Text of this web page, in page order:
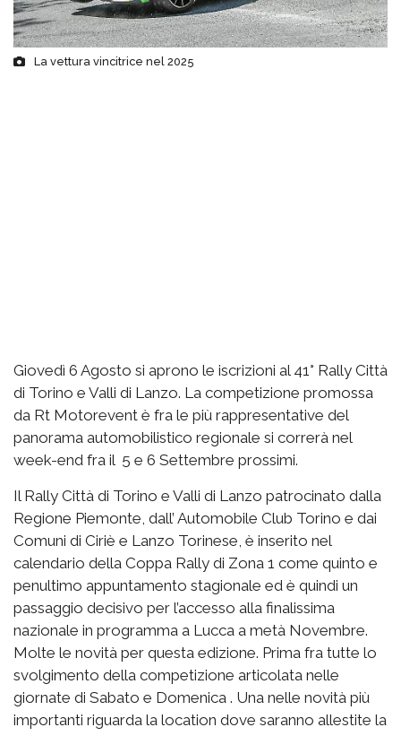
La vettura vincitrice nel 2025
Giovedì 6 Agosto si aprono le iscrizioni al 41° Rally Città
di Torino e Valli di Lanzo. La competizione promossa
da Rt Motorevent è fra le più rappresentative del
panorama automobilistico regionale si correrà nel
week-end fra il 5 e 6 Settembre prossimi.
Il Rally Città di Torino e Valli di Lanzo patrocinato dalla
Regione Piemonte, dall’ Automobile Club Torino e dai
Comuni di Ciriè e Lanzo Torinese, è inserito nel
calendario della Coppa Rally di Zona 1 come quinto e
penultimo appuntamento stagionale ed è quindi un
passaggio decisivo per l’accesso alla finalissima
nazionale in programma a Lucca a metà Novembre.
Molte le novità per questa edizione. Prima fra tutte lo
svolgimento della competizione articolata nelle
giornate di Sabato e Domenica . Una nelle novità più
importanti riguarda la location dove saranno allestite la